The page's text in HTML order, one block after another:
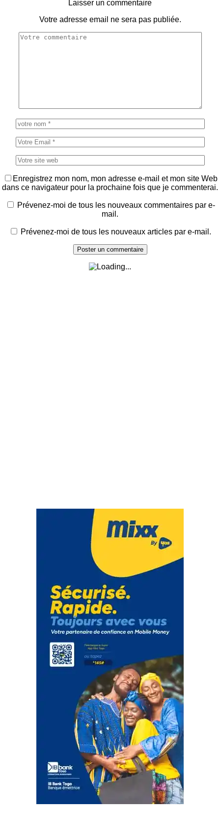
Laisser un commentaire
Votre adresse email ne sera pas publiée.
Enregistrez mon nom, mon adresse e-mail et mon site Web
dans ce navigateur pour la prochaine fois que je commenterai.
Prévenez-moi de tous les nouveaux commentaires par e-
mail.
Prévenez-moi de tous les nouveaux articles par e-mail.